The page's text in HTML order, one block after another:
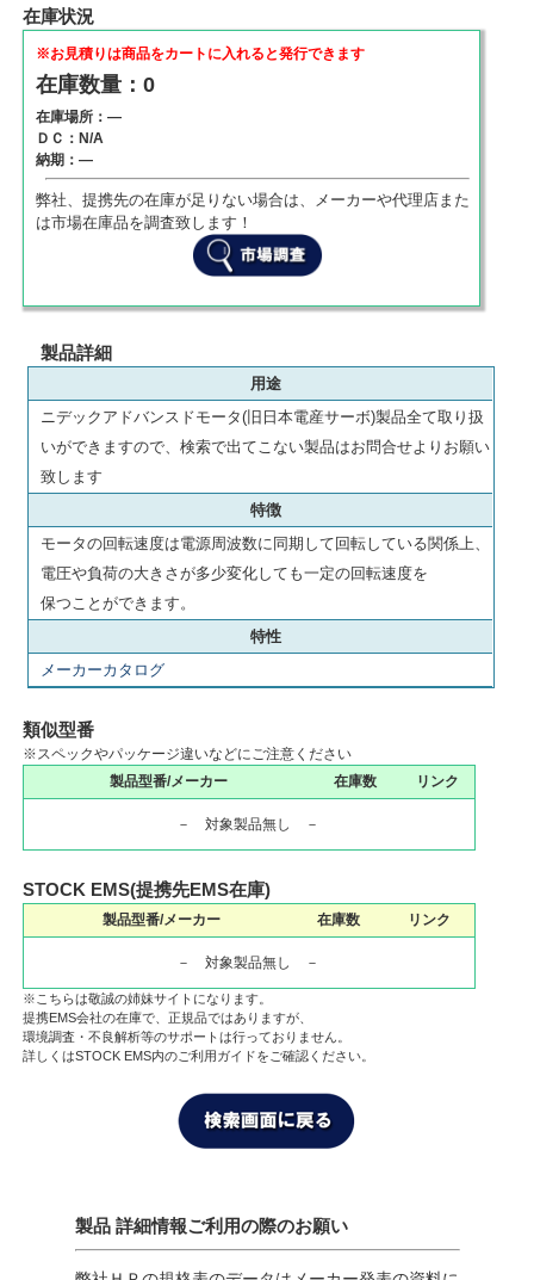
在庫状況
※お見積りは商品をカートに入れると発行できます
在庫数量：0
在庫場所：―
ＤＣ：N/A
納期：―
弊社、提携先の在庫が足りない場合は、メーカーや代理店また
は市場在庫品を調査致します！
製品詳細
用途
ニデックアドバンスドモータ(旧日本電産サーボ)製品全て取り扱
いができますので、検索で出てこない製品はお問合せよりお願い
致します
特徴
モータの回転速度は電源周波数に同期して回転している関係上、
電圧や負荷の大きさが多少変化しても一定の回転速度を
保つことができます。
特性
メーカーカタログ
類似型番
※スペックやパッケージ違いなどにご注意ください
製品型番/メーカー
在庫数 リンク
－ 対象製品無し －
STOCK EMS(提携先EMS在庫)
製品型番/メーカー 在庫数 リンク
－ 対象製品無し －
※こちらは敬誠の姉妹サイトになります。
提携EMS会社の在庫で、正規品ではありますが、
環境調査・不良解析等のサポートは行っておりません。
詳しくはSTOCK EMS内のご利用ガイドをご確認ください。
製品 詳細情報ご利用の際のお願い